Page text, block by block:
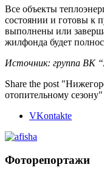
Все объекты
состоянии и готовы к
выполнены или
жилфонда будет
Источник: группа ВК
Share the post
отопительному сезону"
VKontakte
Фоторепортажи